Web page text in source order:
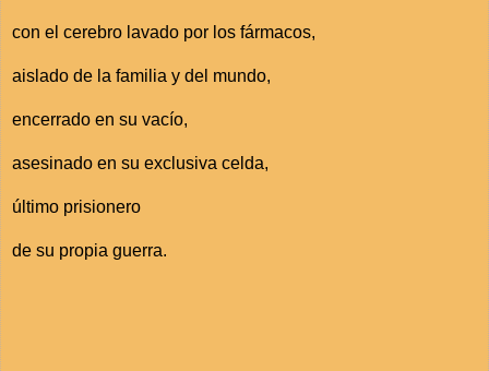
con el cerebro lavado por los fármacos,
aislado de la familia y del mundo,
encerrado en su vacío,
asesinado en su exclusiva celda,
último prisionero
de su propia guerra.